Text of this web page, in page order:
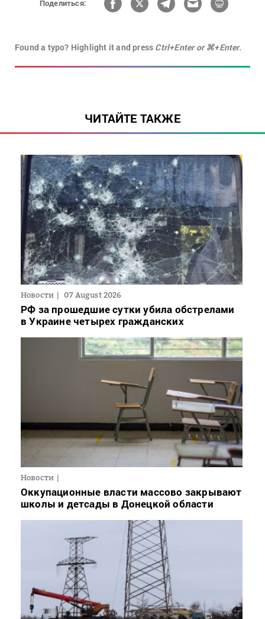
Поделиться:
Found a typo? Highlight it and press Ctrl+Enter or ⌘+Enter.
ЧИТАЙТЕ ТАКЖЕ
Новости 07 August 2026
РФ за прошедшие сутки убила обстрелами
в Украине четырех гражданских
Новости
Оккупационные власти массово закрывают
школы и детсады в Донецкой области